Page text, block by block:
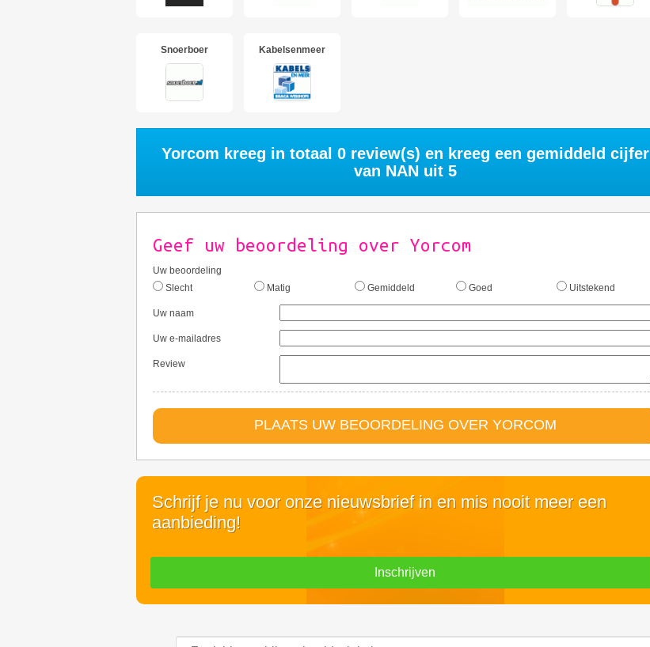
Snoerboer Kabelsenmeer
Yorcom kreeg in totaal 0 review(s) en kreeg een gemiddeld cijfer
van NAN uit 5
Geef uw beoordeling over Yorcom
Uw beoordeling
Slecht
Matig Gemiddeld Goed Uitstekend
Uw naam
Uw e-mailadres
Review
PLAATS UW BEOORDELING OVER YORCOM
Schrijf je nu voor onze nieuwsbrief in en mis nooit meer een
aanbieding!
Inschrijven